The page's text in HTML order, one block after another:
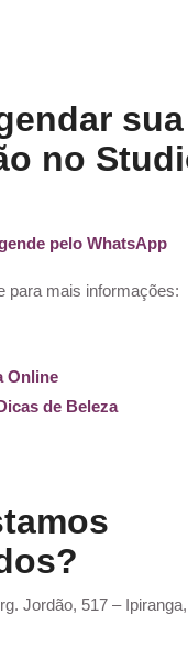
sua
no
pelo WhatsApp
para mais informações:
Online
de Beleza
Jordão, 517 –